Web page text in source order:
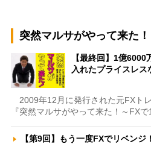
突然マルサがやって来た！
【最終回】1億
入れたプライスレ
2009年12月に発行された元FXト
『突然マルサがやって来た！～FX
【第9回】もう一度FXでリベン